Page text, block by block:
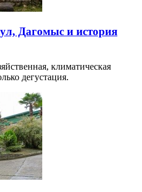
Дагомыс и история
климатическая
дегустация.